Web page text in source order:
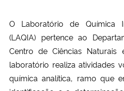
O Laboratório de Química
(LAQIA) pertence ao
Centro de Ciências Naturais
laboratório realiza atividades
química analítica, ramo que